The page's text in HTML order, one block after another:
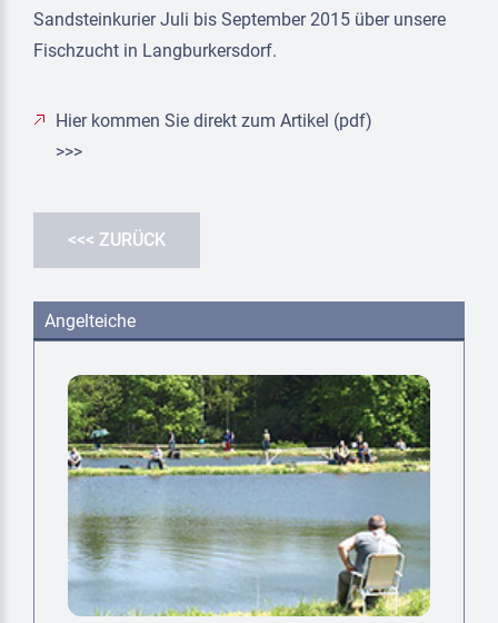
Sandsteinkurier Juli bis September 2015 über unsere
Fischzucht in Langburkersdorf.
Hier kommen Sie direkt zum Artikel (pdf)
>>>
<<< ZURÜCK
Angelteiche